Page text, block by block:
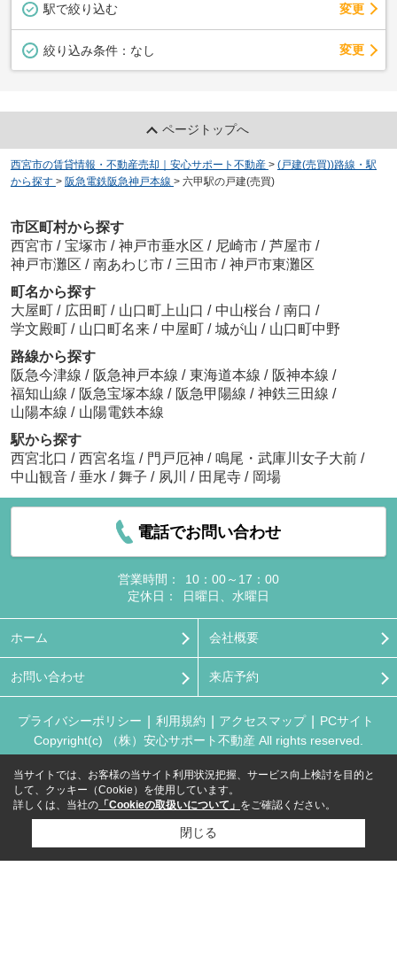
駅で絞り込む 変更
絞り込み条件： なし 変更
ページトップへ
西宮市の賃貸情報・不動産売却｜安心サポート不動産 > (戸建(売買))路線・駅
から探す > 阪急電鉄阪急神戸本線 > 六甲駅の戸建(売買)
市区町村から探す
西宮市 / 宝塚市 / 神戸市垂水区 / 尼崎市 / 芦屋市 /
神戸市灘区 / 南あわじ市 / 三田市 / 神戸市東灘区
町名から探す
大屋町 / 広田町 / 山口町上山口 / 中山桜台 / 南口 /
学文殿町 / 山口町名来 / 中屋町 / 城が山 / 山口町中野
路線から探す
阪急今津線 / 阪急神戸本線 / 東海道本線 / 阪神本線 /
福知山線 / 阪急宝塚本線 / 阪急甲陽線 / 神鉄三田線 /
山陽本線 / 山陽電鉄本線
駅から探す
西宮北口 / 西宮名塩 / 門戸厄神 / 鳴尾・武庫川女子大前 /
中山観音 / 垂水 / 舞子 / 夙川 / 田尾寺 / 岡場
電話でお問い合わせ
営業時間：
10：00～17：00
定休日：
日曜日、水曜日
ホーム 会社概要
お問い合わせ 来店予約
プライバシーポリシー 利用規約 アクセスマップ
PCサイト
Copyright(c) （株）安心サポート不動産 All rights reserved.
当サイトでは、お客様の当サイト利用状況把握、サービス向上検討を目的と
して、クッキー（Cookie）を使用しています。
詳しくは、当社の 「Cookieの取扱いについて」 をご確認ください。
閉じる